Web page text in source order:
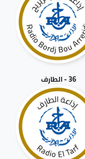
36 - الطارف